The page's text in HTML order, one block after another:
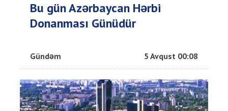
Bu gün Azərbaycan Hərbi
Donanması Günüdür
Gündəm 5 Avqust 00:08